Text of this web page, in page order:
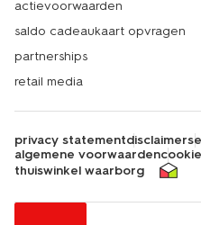
actievoorwaarden
saldo cadeaukaart opvragen
partnerships
retail media
privacy statementdisclaimer
algemene voorwaarden
thuiswinkel waarborg